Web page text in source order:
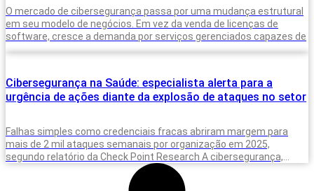
O mercado de cibersegurança passa por uma mudança estrutural
em seu modelo de negócios. Em vez da venda de licenças de
software, cresce a demanda por serviços gerenciados capazes de
Cibersegurança na Saúde: especialista alerta para a
urgência de ações diante da explosão de ataques no setor
Falhas simples como credenciais fracas abriram margem para
mais de 2 mil ataques semanais por organização em 2025,
segundo relatório da Check Point Research A cibersegurança,